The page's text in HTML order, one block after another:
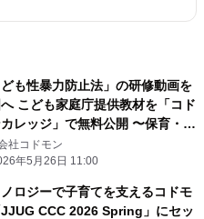
ども性暴力防止法」の研修動画を
こども家庭庁提供教材を「コド
レッジ」で無料公開 〜保育・教
育施設の従事者が研修を受けや
境を整備〜
社コドモン
年5月26日 11:00
ロジーで子育てを支えるコドモ
CCC 2026 Spring」にセッ